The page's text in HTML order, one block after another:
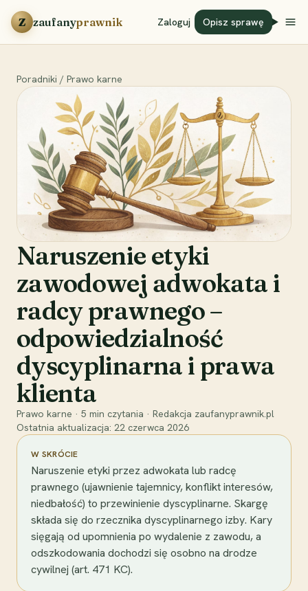
Przejdź do treści
Z zaufanyprawnik Zaloguj Opisz sprawę
Poradniki / Prawo karne
Naruszenie etyki
zawodowej adwokata i
radcy prawnego –
odpowiedzialność
dyscyplinarna i prawa
klienta
Prawo karne · 5 min czytania · Redakcja zaufanyprawnik.pl
Ostatnia aktualizacja: 22 czerwca 2026
W SKRÓCIE
Naruszenie etyki przez adwokata lub radcę
prawnego (ujawnienie tajemnicy, konflikt interesów,
niedbałość) to przewinienie dyscyplinarne. Skargę
składa się do rzecznika dyscyplinarnego izby. Kary
sięgają od upomnienia po wydalenie z zawodu, a
odszkodowania dochodzi się osobno na drodze
cywilnej (art. 471 KC).